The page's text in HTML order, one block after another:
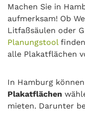
Machen Sie in
aufmerksam! Ob
Litfaßsäulen oder
Planungstool
alle Plakatflächen
In Hamburg
Plakatflächen
mieten. Darunter